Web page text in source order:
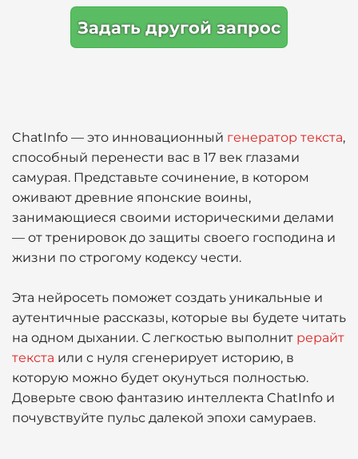
Задать другой запрос
ChatInfo — это инновационный генератор текста,
способный перенести вас в 17 век глазами
самурая. Представьте сочинение, в котором
оживают древние японские воины,
занимающиеся своими историческими делами
— от тренировок до защиты своего господина и
жизни по строгому кодексу чести.
Эта нейросеть поможет создать уникальные и
аутентичные рассказы, которые вы будете читать
на одном дыхании. С легкостью выполнит рерайт
текста или с нуля сгенерирует историю, в
которую можно будет окунуться полностью.
Доверьте свою фантазию интеллекта ChatInfo и
почувствуйте пульс далекой эпохи самураев.